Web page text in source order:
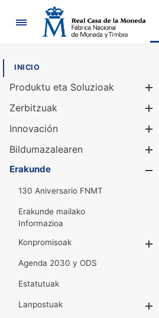
Nabigazioa
INICIO
Produktu eta Soluzioak
Zerbitzuak
Innovación
Bildumazalearen
Erakunde
130 Aniversario FNMT
Erakunde mailako
Informazioa
Konpromisoak
Agenda 2030 y ODS
Estatutuak
Lanpostuak